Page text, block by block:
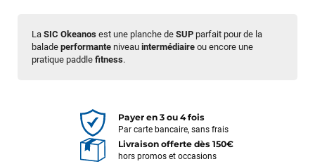
La SIC Okeanos est une planche de SUP parfait pour de la
balade performante niveau intermédiaire ou encore une
pratique paddle fitness.
Payer en 3 ou 4 fois
Par carte bancaire, sans frais
Livraison offerte dès 150€
hors promos et occasions